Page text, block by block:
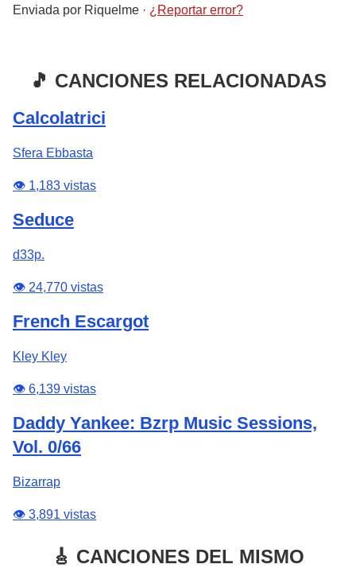
Enviada por Riquelme · ¿Reportar error?
🎵 CANCIONES RELACIONADAS
Calcolatrici
Sfera Ebbasta
👁️ 1,183 vistas
Seduce
d33p.
👁️ 24,770 vistas
French Escargot
Kley Kley
👁️ 6,139 vistas
Daddy Yankee: Bzrp Music Sessions,
Vol. 0/66
Bizarrap
👁️ 3,891 vistas
🎸 CANCIONES DEL MISMO